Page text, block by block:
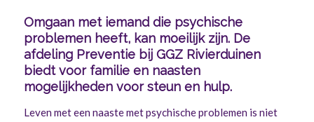
Omgaan met iemand die psychische
problemen heeft, kan moeilijk zijn. De
afdeling Preventie bij GGZ Rivierduinen
biedt voor familie en naasten
mogelijkheden voor steun en hulp.
Leven met een naaste met psychische problemen is niet